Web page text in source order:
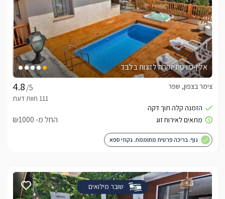
אלין-סוויטת יוקרה לזוגות בלבד
/5
צימר בצפון, שפר
החל מ- ₪1000
נוף. בריכה פרטית מחוממת. גקוזי ספא
שובר מילואים